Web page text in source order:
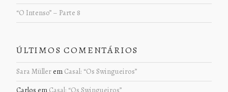
“O Intenso” – Parte 8
ÚLTIMOS COMENTÁRIOS
Sara Müllerem Casal: “Os Swingueiros”
Carlos em Casal: “Os Swingueiros”